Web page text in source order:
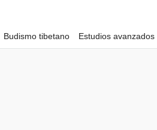
Budismo tibetano Estudios avanzados